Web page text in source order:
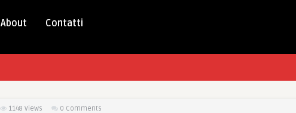
About Contatti
1148 Views 0 Comments